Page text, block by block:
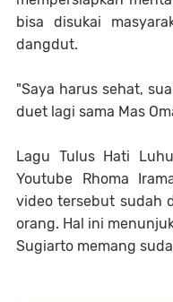
bisa disukai
dangdut.
"Saya harus sehat,
duet lagi sama Mas
Lagu Tulus Hati
Youtube Rhoma
video tersebut sudah
orang. Hal ini
Sugiarto memang